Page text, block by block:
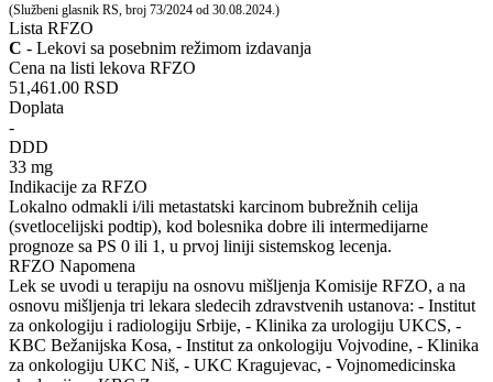
(Službeni glasnik RS, broj 73/2024 od 30.08.2024.)
Lista RFZO
C - Lekovi sa posebnim režimom izdavanja
Cena na listi lekova RFZO
51,461.00 RSD
Doplata
-
DDD
33 mg
Indikacije za RFZO
Lokalno odmakli i/ili metastatski karcinom bubrežnih celija
(svetlocelijski podtip), kod bolesnika dobre ili intermedijarne
prognoze sa PS 0 ili 1, u prvoj liniji sistemskog lecenja.
RFZO Napomena
Lek se uvodi u terapiju na osnovu mišljenja Komisije RFZO, a na
osnovu mišljenja tri lekara sledecih zdravstvenih ustanova: - Institut
za onkologiju i radiologiju Srbije, - Klinika za urologiju UKCS, -
KBC Bežanijska Kosa, - Institut za onkologiju Vojvodine, - Klinika
za onkologiju UKC Niš, - UKC Kragujevac, - Vojnomedicinska